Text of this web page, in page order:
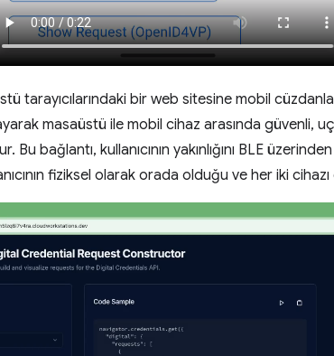
tarayıcılarındaki bir web sitesine mobil
masaüstü ile mobil cihaz arasında güvenli,
Bu bağlantı, kullanıcının yakınlığını BLE
fiziksel olarak orada olduğu ve her iki